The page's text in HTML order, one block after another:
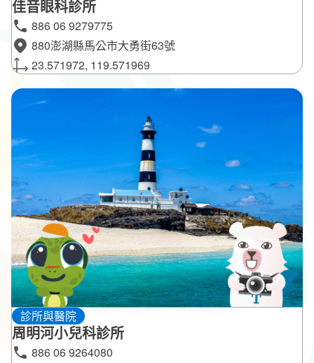
佳音眼科診所
886 06 9279775
880澎湖縣馬公市大勇街63號
23.571972, 119.571969
診所與醫院
周明河小兒科診所
886 06 9264080